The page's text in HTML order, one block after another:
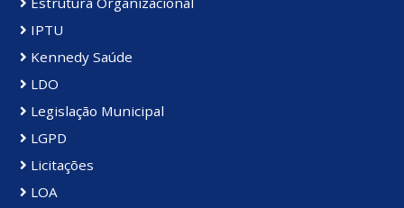
IPTU
Kennedy Saúde
LDO
Legislação Municipal
LGPD
Licitações
LOA